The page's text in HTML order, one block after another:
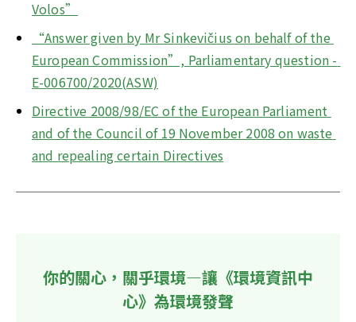
Volos”
“Answer given by Mr Sinkevičius on behalf of the
European Commission”, Parliamentary question -
E-006700/2020(ASW)
Directive 2008/98/EC of the European Parliament
and of the Council of 19 November 2008 on waste
and repealing certain Directives
你的關心，關乎環境—讓《環境資訊中
心》為環境發聲